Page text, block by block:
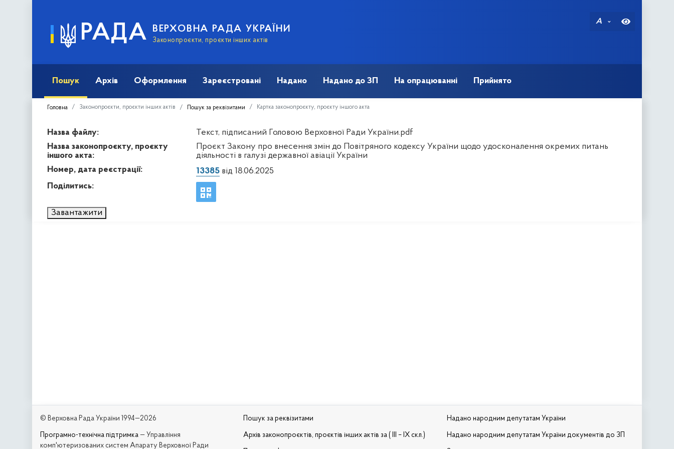
РАДА ВЕРХОВНА РАДА УКРАЇНИ
Законопроєкти, проєкти інших актів
A
Пошук Архів Оформлення Зареєстровані Надано Надано до ЗП На опрацюванні Прийнято
Головна Законопроєкти, проєкти інших актів Пошук за реквізитами Картка законопроєкту, проєкту іншого акта
Назва файлу:
Текст, підписаний Головою Верховної Ради України.pdf
Назва законопроєкту, проєкту
іншого акта:
Проєкт Закону про внесення змін до Повітряного кодексу України щодо удосконалення окремих питань
діяльності в галузі державної авіації України
Номер, дата реєстрації:
13385від 18.06.2025
Поділитись:
Завантажити
© Верховна Рада України 1994—2026
Програмно-технічна підтримка — Управління
комп'ютеризованих систем Апарату Верховної Ради
Пошук за реквізитами
Архів законопроєктів, проєктів інших актів за ( III – IX скл.)
Надано народним депутатам України
Надано народним депутатам України документів до ЗП